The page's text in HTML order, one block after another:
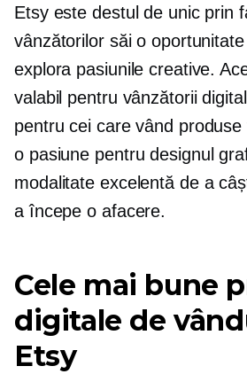
Etsy este destul de unic prin
vânzătorilor săi o
explora pasiunile creative.
valabil pentru vânzătorii
pentru cei care vând
o pasiune pentru designul
modalitate excelentă de a
a începe o afacere.
Cele mai bune
digitale de
Etsy